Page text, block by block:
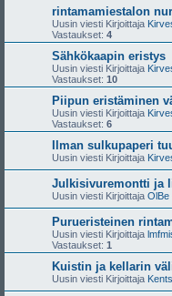
rintamamiestalon
Uusin viesti Kirjoittaja
Vastaukset: 4
Sähkökaapin eristys
Uusin viesti Kirjoittaja
Vastaukset: 10
Piipun eristäminen
Uusin viesti Kirjoittaja
Vastaukset: 6
Ilman sulkupaperi
Uusin viesti Kirjoittaja
Julkisivuremontti ja
Uusin viesti Kirjoittaja OlBe
Purueristeinen
Uusin viesti Kirjoittaja
Vastaukset: 1
Kuistin ja kellarin
Uusin viesti Kirjoittaja